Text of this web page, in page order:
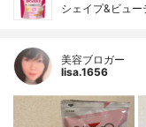
シェイプ&ビュー
美容ブロガー
lisa.1656